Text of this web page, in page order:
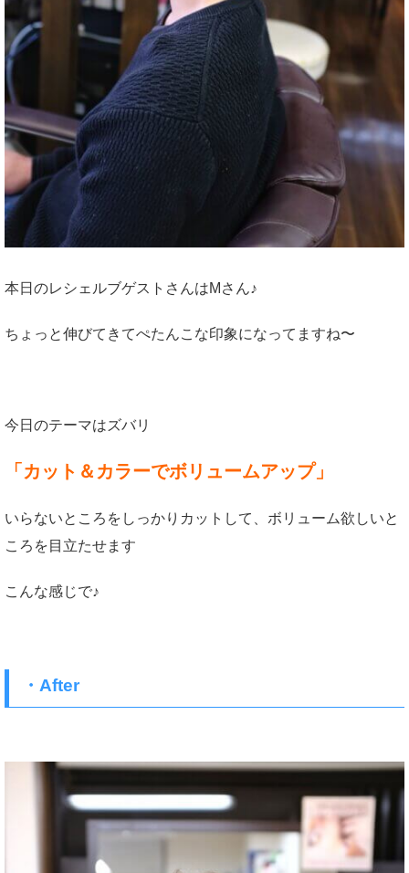
本日のレシェルブゲストさんはMさん♪
ちょっと伸びてきてぺたんこな印象になってますね〜
今日のテーマはズバリ
「カット＆カラーでボリュームアップ」
いらないところをしっかりカットして、ボリューム欲しいと
ころを目立たせます
こんな感じで♪
・After